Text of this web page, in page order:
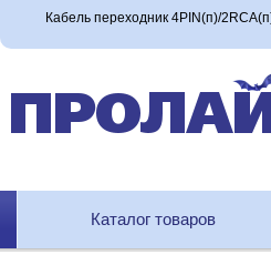
Кабель переходник 4PIN(п)/
Каталог товаров